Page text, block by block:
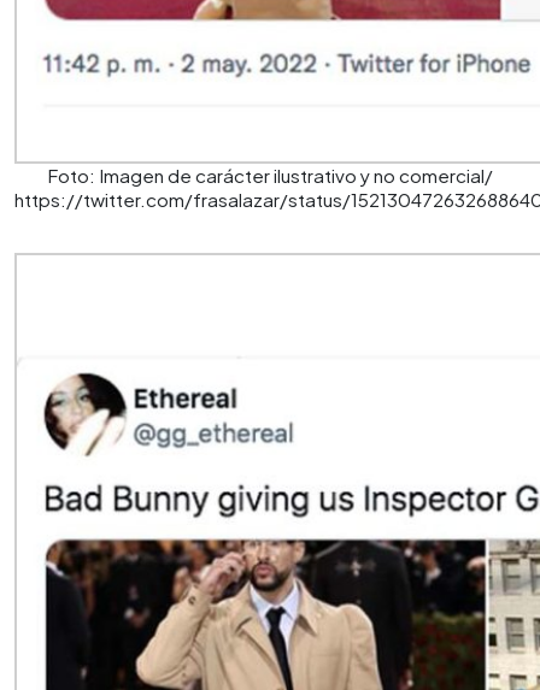
Foto: Imagen de carácter ilustrativo y no comercial/
https://twitter.com/frasalazar/status/